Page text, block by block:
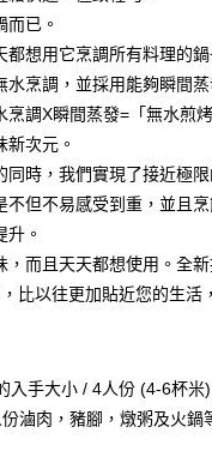
行
公司
行
中國信託
公司
NT$999(含以上)免運費
而已。
都想用它烹調所有料理的鍋
水烹調，並採用能夠瞬間
烹調X瞬間蒸發=「無水煎
新次元。
同時，我們實現了接近極
不但不易感受到重，並且
升。
，而且天天都想使用。全
比以往更加貼近您的生活
入手大小 / 4人份 (4-6杯米)
滷肉，豬腳，燉粥及火鍋